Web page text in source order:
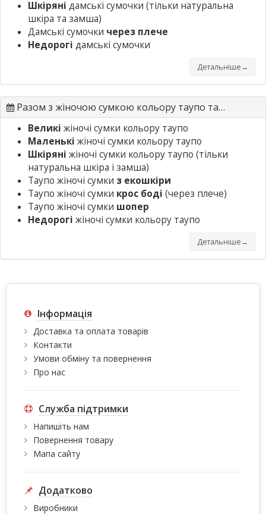
Шкіряні дамські сумочки (тільки натуральна
шкіра та замша)
Дамські сумочки через плече
Недорогі дамські сумочки
Детальніше→
Разом з жіночою сумкою кольору таупо також шукають
Великі жіночі сумки кольору таупо
Маленькі жіночі сумки кольору таупо
Шкіряні жіночі сумки кольору таупо (тільки
натуральна шкіра і замша)
Таупо жіночі сумки з екошкіри
Таупо жіночі сумки крос боді (через плече)
Таупо жіночі сумки шопер
Недорогі жіночі сумки кольору таупо
Детальніше→
Інформація
Доставка та оплата товарів
Контакти
Умови обміну та повернення
Про нас
Служба підтримки
Напишіть нам
Повернення товару
Мапа сайту
Додатково
Виробники